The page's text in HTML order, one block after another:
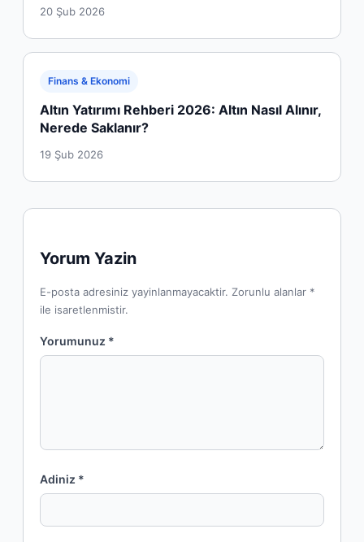
20 Şub 2026
Finans & Ekonomi
Altın Yatırımı Rehberi 2026: Altın Nasıl Alınır,
Nerede Saklanır?
19 Şub 2026
Yorum Yazin
E-posta adresiniz yayinlanmayacaktir. Zorunlu alanlar *
ile isaretlenmistir.
Yorumunuz *
Adiniz *